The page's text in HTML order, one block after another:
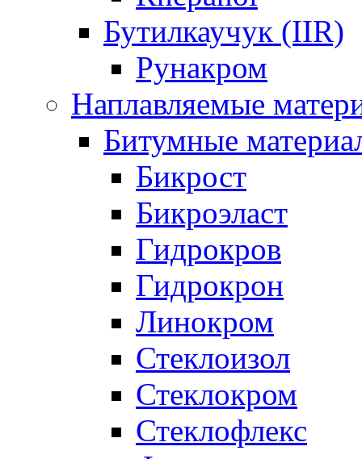
Бутилкаучук (IIR)
Рунакром
Наплавляемые
Битумные
Бикрост
Бикроэласт
Гидрокров
Гидрокрон
Линокром
Стеклоизол
Стеклокром
Стеклофлекс